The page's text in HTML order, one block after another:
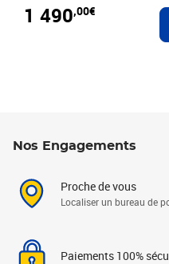
1 490,00€
Nos Engagements
Proche de vous
Localiser un bureau de
Paiements 100%